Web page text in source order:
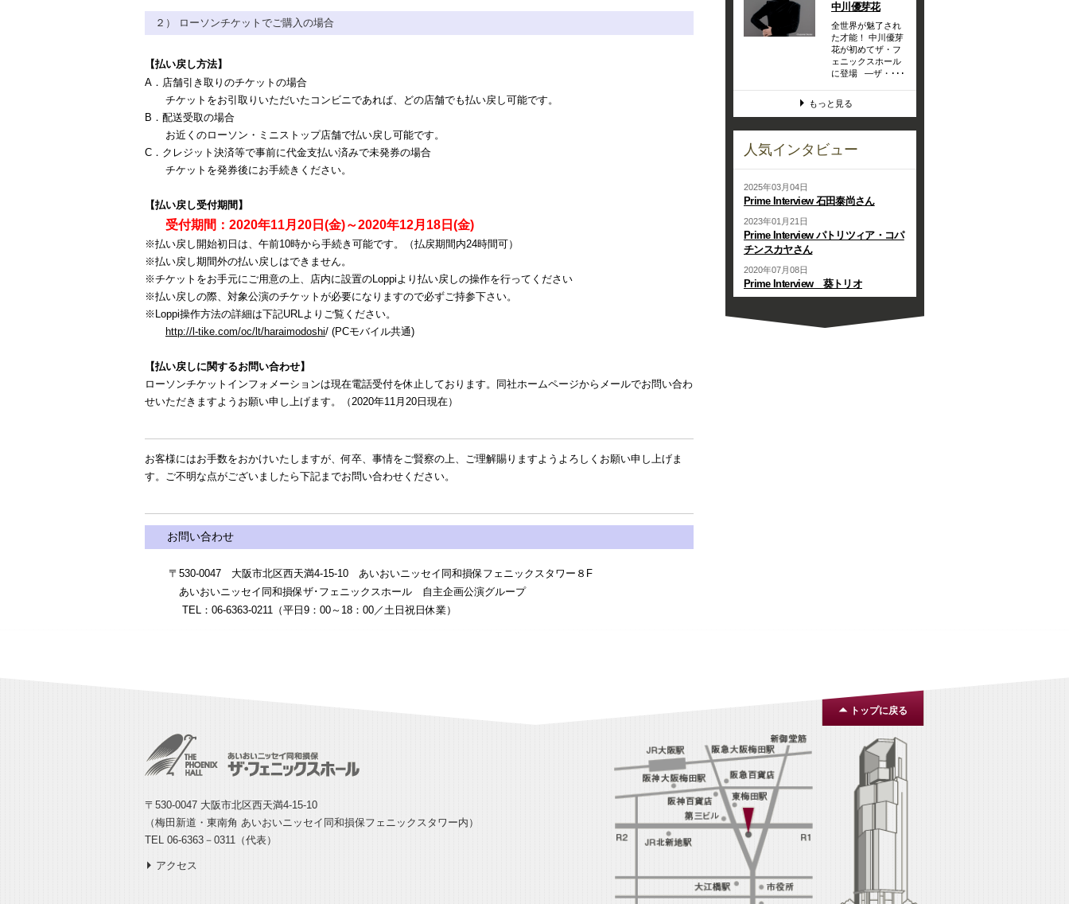
２） ローソンチケットでご購入の場合
【払い戻し方法】
A．店舗引き取りのチケットの場合
チケットをお引取りいただいたコンビニであれば、どの店舗でも払い戻し可能です。
B．配送受取の場合
お近くのローソン・ミニストップ店舗で払い戻し可能です。
C．クレジット決済等で事前に代金支払い済みで未発券の場合
チケットを発券後にお手続きください。
【払い戻し受付期間】
受付期間：2020年11月20 日(金)～2020年12月18日(金)
※払い戻し開始初日は、午前10時から手続き可能です。（払戻期間内24時間可）
※払い戻し期間外の払い戻しはできません。
※チケットをお手元にご用意の上、店内に設置のLoppiより払い戻しの操作を行ってください
※払い戻しの際、対象公演のチケットが必要になりますので必ずご持参下さい。
※Loppi操作方法の詳細は下記URLよりご覧ください。
http://l-tike.com/oc/lt/haraimodoshi/ (PCモバイル共通)
【払い戻しに関するお問い合わせ】
ローソンチケットインフォメーションは現在電話受付を休止しております。同社ホームページからメールでお問い合わ
せいただきますようお願い申し上げます。（2020年11月20日現在）
お客様にはお手数をおかけいたしますが、何卒、事情をご賢察の上、ご理解賜りますようよろしくお願い申し上げま
す。ご不明な点がございましたら下記までお問い合わせください。
お問い合わせ
〒530-0047 大阪市北区西天満4-15-10 あいおいニッセイ同和損保フェニックスタワー８F
あいおいニッセイ同和損保ザ･フェニックスホール 自主企画公演グループ
TEL：06-6363-0211（平日9：00～18：00／土日祝日休業）
中川優芽花
全世界が魅了され
た才能！ 中川優芽
花が初めてザ・フ
ェニックスホール
に登場 —ザ・･･･
もっと見る
人気インタビュー
2025年03月04日
Prime Interview 石田泰尚さん
2023年01月21日
Prime Interview パトリツィア・コパ
チンスカヤさん
2020年07月08日
Prime Interview 葵トリオ
トップに戻る
〒530-0047 大阪市北区西天満4-15-10
（梅田新道・東南角 あいおいニッセイ同和損保フェニックスタワー内）
TEL 06-6363－0311（代表）
アクセス